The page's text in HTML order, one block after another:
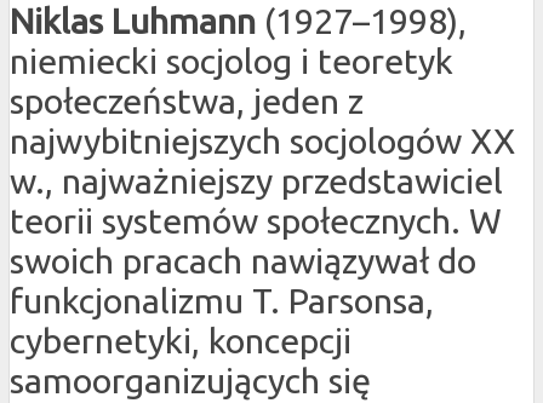
Niklas Luhmann (1927–1998),
niemiecki socjolog i teoretyk
społeczeństwa, jeden z
najwybitniejszych socjologów XX
w., najważniejszy przedstawiciel
teorii systemów społecznych. W
swoich pracach nawiązywał do
funkcjonalizmu T. Parsonsa,
cybernetyki, koncepcji
samoorganizujących się